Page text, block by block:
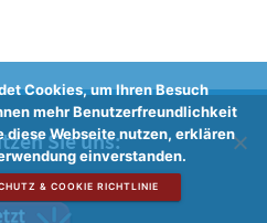
Sie uns:
Cookies, um Ihren Besuch
mehr Benutzerfreundlichkeit
diese Webseite nutzen, erklären
einverstanden.
& COOKIE RICHTLINIE